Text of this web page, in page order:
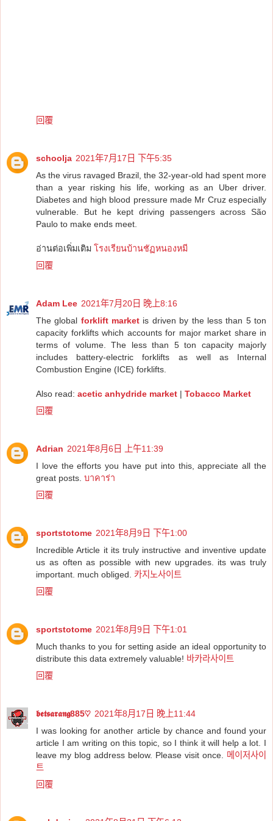
回覆
schoolja 2021年7月17日 下午5:35
As the virus ravaged Brazil, the 32-year-old had spent more
than a year risking his life, working as an Uber driver.
Diabetes and high blood pressure made Mr Cruz especially
vulnerable. But he kept driving passengers across São
Paulo to make ends meet.
อ่านต่อเพิ่มเติม โรงเรียนบ้านชัฏหนองหมี
回覆
Adam Lee 2021年7月20日 晚上8:16
The global forklift market is driven by the less than 5 ton
capacity forklifts which accounts for major market share in
terms of volume. The less than 5 ton capacity majorly
includes battery-electric forklifts as well as Internal
Combustion Engine (ICE) forklifts.
Also read: acetic anhydride market | Tobacco Market
回覆
Adrian 2021年8月6日 上午11:39
I love the efforts you have put into this, appreciate all the
great posts. บาคาร่า
回覆
sportstotome 2021年8月9日 下午1:00
Incredible Article it its truly instructive and inventive update
us as often as possible with new upgrades. its was truly
important. much obliged. 카지노사이트
回覆
sportstotome 2021年8月9日 下午1:01
Much thanks to you for setting aside an ideal opportunity to
distribute this data extremely valuable! 바카라사이트
回覆
𝖇𝖊𝖙𝖘𝖆𝖗𝖆𝖓𝖌885♡ 2021年8月17日 晚上11:44
I was looking for another article by chance and found your
article I am writing on this topic, so I think it will help a lot. I
leave my blog address below. Please visit once. 메이저사이
트
回覆